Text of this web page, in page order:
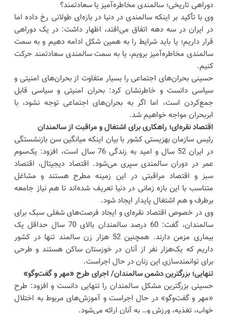
دوراهی تاریخی؛ سالمندی مخاطره‌آمیز یا سعادتمند؟
وی با تأکید بر اینکه سالمندی در دنیا در بازه‌ای طولانی رخ داده اما
در ایران در سه دهه اتفاق می‌افتد، اظهار داشت: در یک دوراهی
قرار داریم؛ یا باید شرایط را به همین شکل ادامه دهیم و به سمت
سالمندی مخاطره‌آمیز برویم، یا به سمت سالمندی سعادتمند حرکت
کنیم.
حسینی بحران‌های اجتماعی را بسیار متفاوت از بحران‌های امنیتی و
سیاسی دانست و خاطرنشان کرد: بحران امنیتی و سیاسی قابل
جمع‌کردن است، اما اگر به بحران‌های اجتماعی توجه نشود، با
ابربحران مواجه خواهیم شد.
اقتصاد نقره‌ای؛ راهکاری برای اشتغال و مراقبت از سالمندان
رئیس سازمان بهزیستی کشور با بیان اینکه میانگین سن بازنشستگی
در ایران 52 سال و امید به زندگی 76 سال است، افزود: یک‌سوم
عمر در دوران سالمندی سپری می‌شود. اقتصاد دیجیتال، اقتصاد
سبز و اقتصاد مراقبتی در این زمینه مطرح هستند و مشاغل
متناسب با این بازه زمانی در دنیا تعریف شده‌اند تا هم نیاز جامعه
برطرف و هم اشتغال پایدار ایجاد شود.
وی در خصوص اقتصاد نقره‌ای و ایجاد فرصت‌های شغلی سبک برای
سالمندان، گفت: 60 درصد سالمندان بالای 70 سال حداقل یک
بیماری مزمن دارند. همچنین 52 هزار زن سالمند تنها در کشور
داریم که یک‌هزار نفر از آنان در خوزستان ساکن هستند و طرحی
برای توانمندسازی این زنان در حال اجراست.
تنهایی؛ بزرگترین دشمن سالمندان/ اجرای طرح «مهر و گفت‌وگو»
حسینی بزرگترین مشکل سالمندان را تنهایی دانست و افزود: طرح
«مهر و گفت‌وگو» در حال اجراست و آموزش‌های مربوط به اختلال
خواب، تغذیه، ورزش و… به آنان ارائه می‌شود.